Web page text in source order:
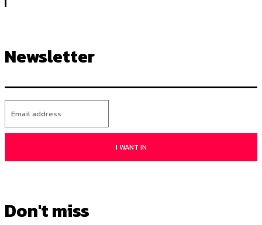
Newsletter
I WANT IN
Don't miss